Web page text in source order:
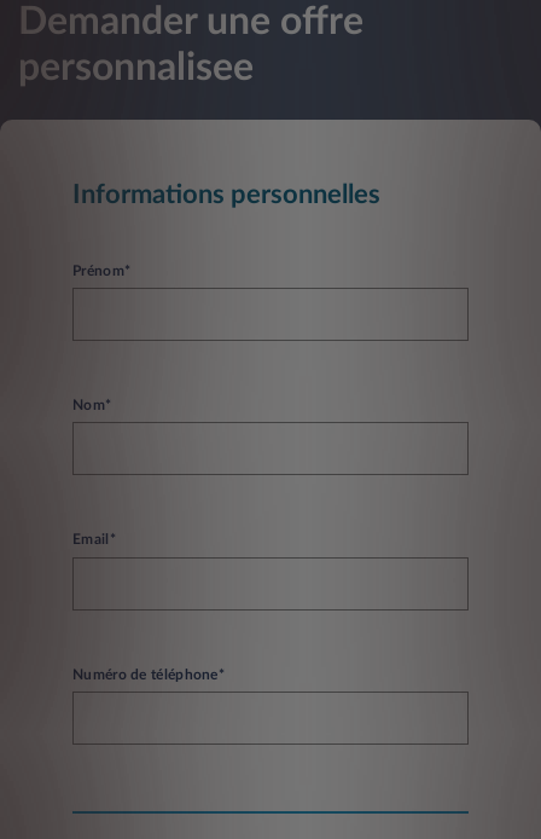
Demander une offre
personnalisee
Informations personnelles
Prénom*
Nom*
Email*
Numéro de téléphone*